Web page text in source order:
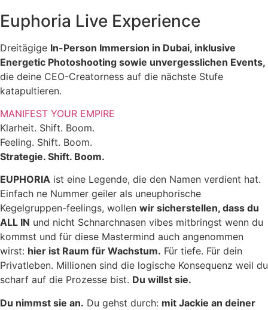
Euphoria Live Experience
Dreitägige In-Person Immersion in Dubai, inklusive
Energetic Photoshooting sowie unvergesslichen Events,
die deine CEO-Creatorness auf die nächste Stufe
katapultieren.
MANIFEST YOUR EMPIRE
Klarheit. Shift. Boom.
Feeling. Shift. Boom.
Strategie. Shift. Boom.
EUPHORIA ist eine Legende, die den Namen verdient hat.
Einfach ne Nummer geiler als uneuphorische
Kegelgruppen-feelings, wollen wir sicherstellen, dass du
ALL IN und nicht Schnarchnasen vibes mitbringst wenn du
kommst und für diese Mastermind auch angenommen
wirst: hier ist Raum für Wachstum. Für tiefe. Für dein
Privatleben. Millionen sind die logische Konsequenz weil du
scharf auf die Prozesse bist. Du willst sie.
Du nimmst sie an. Du gehst durch: mit Jackie an deiner